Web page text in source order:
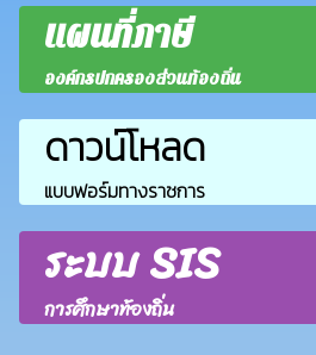
แผนที่ภาษี
องค์กรปกครองส่วนท้องถิ่น
ดาวน์โหลด
แบบฟอร์มทางราชการ
ระบบ SIS
การศึกษาท้องถิ่น